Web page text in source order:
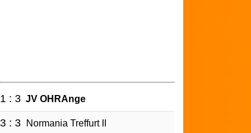
1 : 3 JV OHRAnge
3 : 3 Normania Treffurt II